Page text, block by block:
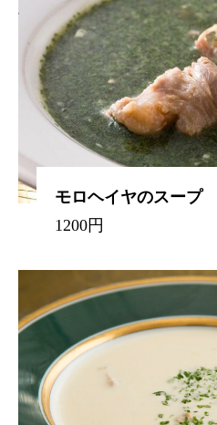
モロヘイヤのスープ
1200円